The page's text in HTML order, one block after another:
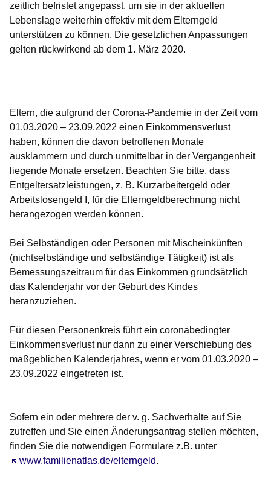
zeitlich befristet angepasst, um sie in der aktuellen
Lebenslage weiterhin effektiv mit dem Elterngeld
unterstützen zu können. Die gesetzlichen Anpassungen
gelten rückwirkend ab dem 1. März 2020.
Eltern, die aufgrund der Corona-Pandemie in der Zeit vom
01.03.2020 – 23.09.2022 einen Einkommensverlust
haben, können die davon betroffenen Monate
ausklammern und durch unmittelbar in der Vergangenheit
liegende Monate ersetzen. Beachten Sie bitte, dass
Entgeltersatzleistungen, z. B. Kurzarbeitergeld oder
Arbeitslosengeld I, für die Elterngeldberechnung nicht
herangezogen werden können.
Bei Selbständigen oder Personen mit Mischeinkünften
(nichtselbständige und selbständige Tätigkeit) ist als
Bemessungszeitraum für das Einkommen grundsätzlich
das Kalenderjahr vor der Geburt des Kindes
heranzuziehen.
Für diesen Personenkreis führt ein coronabedingter
Einkommensverlust nur dann zu einer Verschiebung des
maßgeblichen Kalenderjahres, wenn er vom 01.03.2020 –
23.09.2022 eingetreten ist.
Sofern ein oder mehrere der v. g. Sachverhalte auf Sie
zutreffen und Sie einen Änderungsantrag stellen möchten,
finden Sie die notwendigen Formulare z.B. unter
www.familienatlas.de/elterngeld
Öffnet sich in einem neuen Fenster.